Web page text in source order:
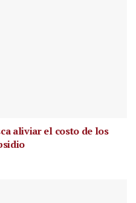
aliviar el costo de los